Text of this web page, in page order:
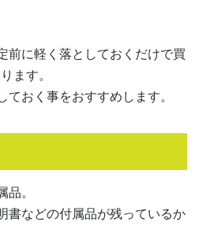
前に軽く落としておくだけで買
ます。
おく事をおすすめします。
。
書などの付属品が残っているか